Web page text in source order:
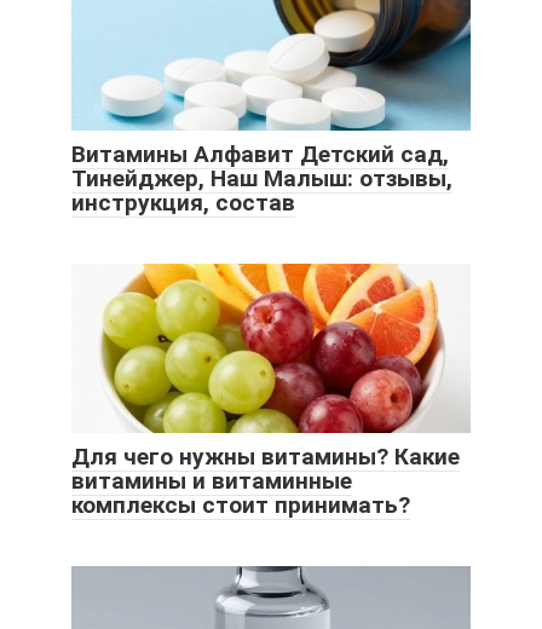
Витамины Алфавит Детский сад,
Тинейджер, Наш Малыш: отзывы,
инструкция, состав
Для чего нужны витамины? Какие
витамины и витаминные
комплексы стоит принимать?